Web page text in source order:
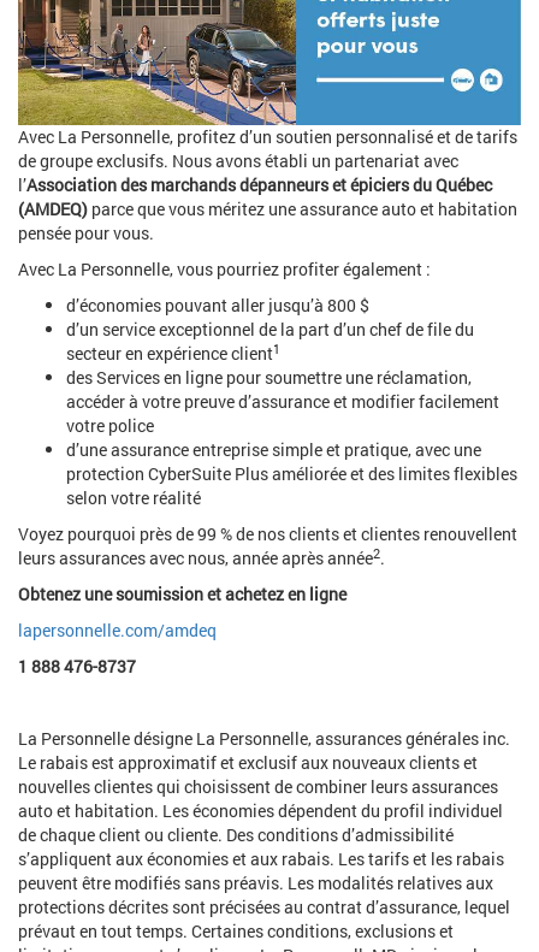
Avec La Personnelle, profitez d’un soutien personnalisé et de tarifs
de groupe exclusifs. Nous avons établi un partenariat avec
l’Association des marchands dépanneurs et épiciers du Québec
(AMDEQ) parce que vous méritez une assurance auto et habitation
pensée pour vous.
Avec La Personnelle, vous pourriez profiter également :
d’économies pouvant aller jusqu’à 800 $
d’un service exceptionnel de la part d’un chef de file du
secteur en expérience client1
des Services en ligne pour soumettre une réclamation,
accéder à votre preuve d’assurance et modifier facilement
votre police
d’une assurance entreprise simple et pratique, avec une
protection CyberSuite Plus améliorée et des limites flexibles
selon votre réalité
Voyez pourquoi près de 99 % de nos clients et clientes renouvellent
leurs assurances avec nous, année après année2.
Obtenez une soumission et achetez en ligne
lapersonnelle.com/amdeq
1 888 476-8737
La Personnelle désigne La Personnelle, assurances générales inc.
Le rabais est approximatif et exclusif aux nouveaux clients et
nouvelles clientes qui choisissent de combiner leurs assurances
auto et habitation. Les économies dépendent du profil individuel
de chaque client ou cliente. Des conditions d’admissibilité
s’appliquent aux économies et aux rabais. Les tarifs et les rabais
peuvent être modifiés sans préavis. Les modalités relatives aux
protections décrites sont précisées au contrat d’assurance, lequel
prévaut en tout temps. Certaines conditions, exclusions et